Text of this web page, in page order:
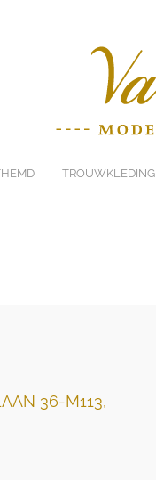
TROUWKLEDING
36-M113,